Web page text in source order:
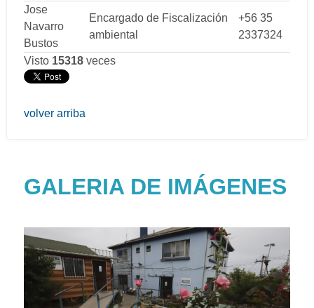
Jose
Navarro
Bustos
Encargado de Fiscalización
ambiental
+56 35
2337324
Visto 15318 veces
volver arriba
GALERIA DE IMÁGENES